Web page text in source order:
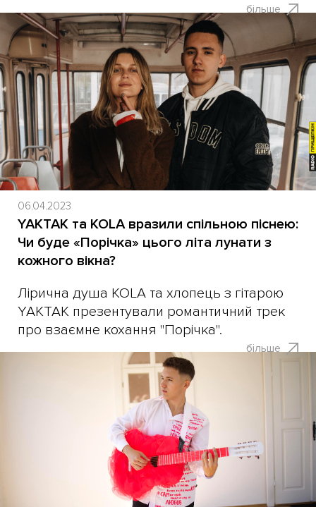
більше
06.04.2023
YAKTAK та KOLA вразили спільною піснею:
Чи буде «Порічка» цього літа лунати з
кожного вікна?
Лірична душа KOLA та хлопець з гітарою
YAKTAK презентували романтичний трек
про взаємне кохання "Порічка".
більше